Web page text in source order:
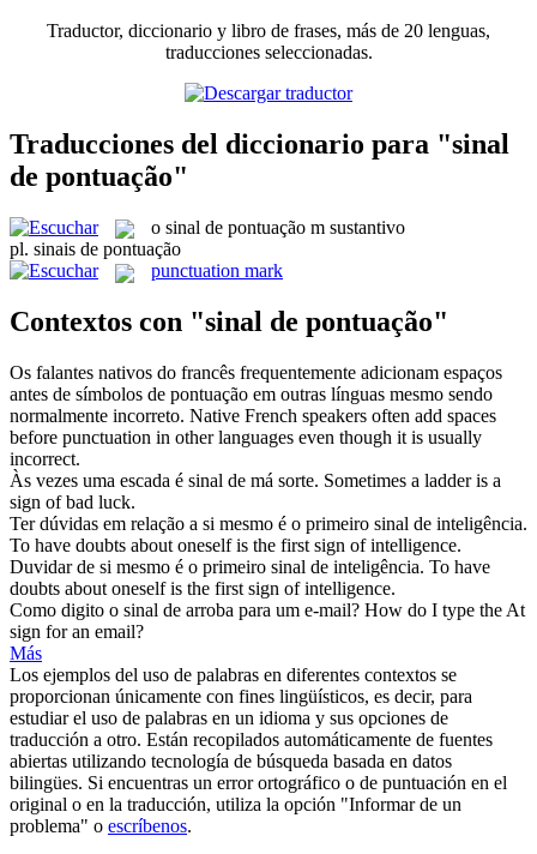
Traductor, diccionario y libro de frases, más de 20 lenguas,
traducciones seleccionadas.
Traducciones del diccionario para "sinal
de pontuação"
o sinal de pontuação m sustantivo
pl. sinais de pontuação
punctuation mark
Contextos con "sinal de pontuação"
Os falantes nativos do francês frequentemente adicionam espaços
antes de símbolos de pontuação em outras línguas mesmo sendo
normalmente incorreto. Native French speakers often add spaces
before punctuation in other languages even though it is usually
incorrect.
Às vezes uma escada é sinal de má sorte. Sometimes a ladder is a
sign ofbad luck.
Ter dúvidas em relação a si mesmo é o primeiro sinal de inteligência.
To have doubts about oneself is the first sign ofintelligence.
Duvidar de si mesmo é o primeiro sinal de inteligência. To have
doubts about oneself is the first sign of intelligence.
Como digito o sinal de arroba para um e-mail? How do I type the At
sign for an email?
Más
Los ejemplos del uso de palabras en diferentes contextos se
proporcionan únicamente con fines lingüísticos, es decir, para
estudiar el uso de palabras en un idioma y sus opciones de
traducción a otro. Están recopilados automáticamente de fuentes
abiertas utilizando tecnología de búsqueda basada en datos
bilingües. Si encuentras un error ortográfico o de puntuación en el
original o en la traducción, utiliza la opción "Informar de un
problema" o escríbenos.